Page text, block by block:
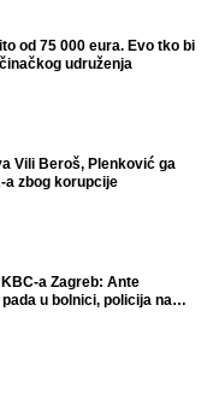
od 75 000 eura. Evo tko bi
udruženja
Vili Beroš, Plenković ga
a zbog korupcije
a Zagreb: Ante
u bolnici, policija na